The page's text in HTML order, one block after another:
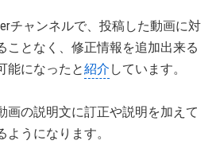
チャンネルで、投稿した動画に対
ことなく、修正情報を追加出来る
能になったと紹介 しています。
画の説明文に訂正や説明を加えて
うになります。